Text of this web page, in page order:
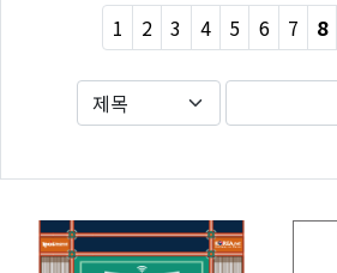
1 2 3 4 5 6 7 8